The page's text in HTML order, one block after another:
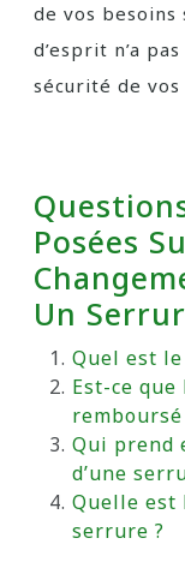
de vos
d’esprit n’a
sécurité de
Posées
Un
Quel est
Est-ce
Qui prend
d’une
Quelle est
serrure ?